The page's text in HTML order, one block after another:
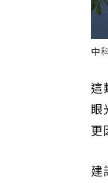
中
這
眼
更
建